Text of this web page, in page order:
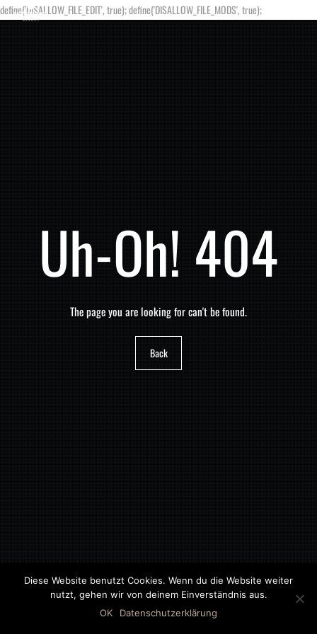
define('DISALLOW_FILE_EDIT', true); define('DISALLOW_FILE_MODS', true);
Uh-Oh! 404
The page you are looking for can't be found.
Back
©2018 MWB – MOTORWAGEN BERNAU GMBH
Diese Website benutzt Cookies. Wenn du die Website weiter
nutzt, gehen wir von deinem Einverständnis aus.
OK
Datenschutzerklärung